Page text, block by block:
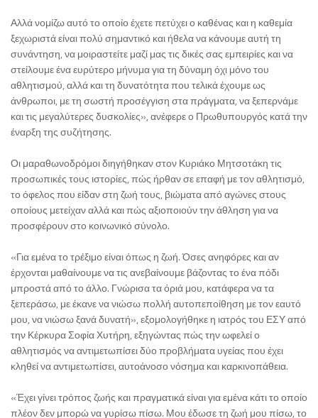
Αλλά νομίζω αυτό το οποίο έχετε πετύχει ο καθένας και η καθεμία
ξεχωριστά είναι πολύ σημαντικό και ήθελα να κάνουμε αυτή τη
συνάντηση, να μοιραστείτε μαζί μας τις δικές σας εμπειρίες και να
στείλουμε ένα ευρύτερο μήνυμα για τη δύναμη όχι μόνο του
αθλητισμού, αλλά και τη δυνατότητα που τελικά έχουμε ως
άνθρωποι, με τη σωστή προσέγγιση στα πράγματα, να ξεπερνάμε
και τις μεγαλύτερες δυσκολίες», ανέφερε ο Πρωθυπουργός κατά την
έναρξη της συζήτησης.
Οι μαραθωνοδρόμοι διηγήθηκαν στον Κυριάκο Μητσοτάκη τις
προσωπικές τους ιστορίες, πώς ήρθαν σε επαφή με τον αθλητισμό,
το όφελος που είδαν στη ζωή τους, βιώματα από αγώνες στους
οποίους μετείχαν αλλά και πώς αξιοποιούν την άθληση για να
προσφέρουν στο κοινωνικό σύνολο.
«Για εμένα το τρέξιμο είναι όπως η ζωή. Όσες ανηφόρες και αν
έρχονται μαθαίνουμε να τις ανεβαίνουμε βάζοντας το ένα πόδι
μπροστά από το άλλο. Γνώρισα τα όριά μου, κατάφερα να τα
ξεπεράσω, με έκανε να νιώσω πολλή αυτοπεποίθηση με τον εαυτό
μου, να νιώσω ξανά δυνατή», εξομολογήθηκε η ιατρός του ΕΣΥ από
την Κέρκυρα Σοφία Χυτήρη, εξηγώντας πώς την ωφελεί ο
αθλητισμός να αντιμετωπίσει δύο προβλήματα υγείας που έχει
κληθεί να αντιμετωπίσει, αυτοάνοσο νόσημα και καρκινοπάθεια.
«Έχει γίνει τρόπος ζωής και πραγματικά είναι για εμένα κάτι το οποίο
πλέον δεν μπορώ να γυρίσω πίσω. Μου έδωσε τη ζωή μου πίσω, το